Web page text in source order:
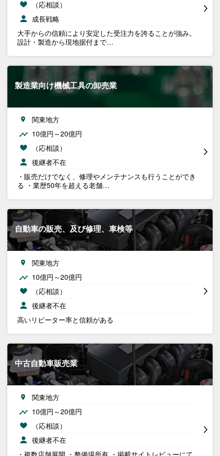
（応相談）
成長戦略
大手からの信頼により安定した受注力を誇ることが強み。
設計・製造から現地据付まで…
製造業向け機械工具の卸売業
関東地方
10億円～20億円
（応相談）
後継者不在
・販売だけでなく、修理やメンテナンスも行うことができ
る ・業歴50年を超える老舗…
自動車の販売、及び修理、車検等
関東地方
10億円～20億円
（応相談）
後継者不在
高いリピーター率と信頼がある
中古自動車販売業
関東地方
10億円～20億円
（応相談）
後継者不在
・複数店舗展開 ・整備場所有 ・掲載サイトレビューにて